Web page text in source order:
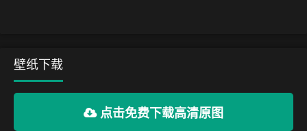
壁纸下载
点击免费下载高清原图